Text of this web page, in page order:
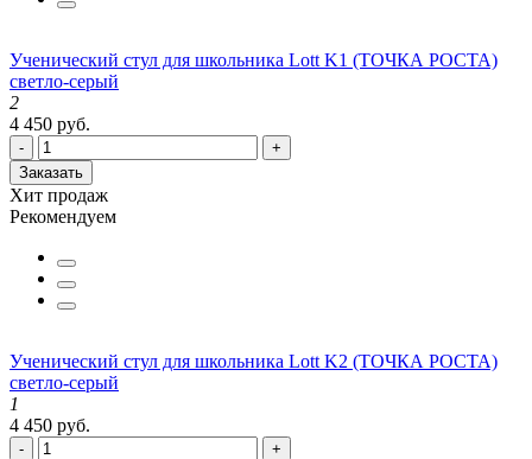
Ученический стул для школьника Lott K1 (ТОЧКА РОСТА)
светло-серый
2
4 450 руб.
-
+
Заказать
Хит продаж
Рекомендуем
Ученический стул для школьника Lott K2 (ТОЧКА РОСТА)
светло-серый
1
4 450 руб.
-
+